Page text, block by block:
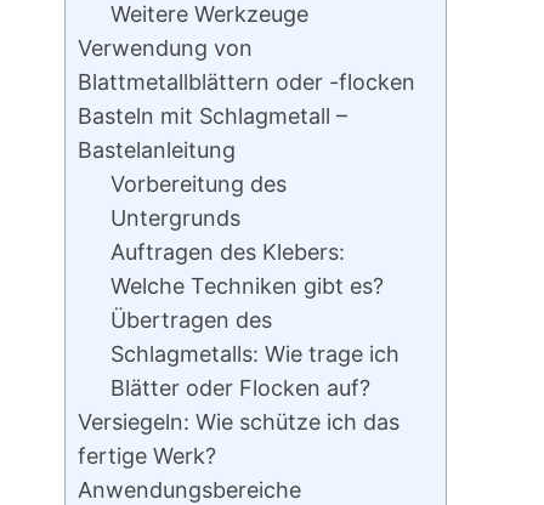
Weitere Werkzeuge
Verwendung von
Blattmetallblättern oder -flocken
Basteln mit Schlagmetall –
Bastelanleitung
Vorbereitung des
Untergrunds
Auftragen des Klebers:
Welche Techniken gibt es?
Übertragen des
Schlagmetalls: Wie trage ich
Blätter oder Flocken auf?
Versiegeln: Wie schütze ich das
fertige Werk?
Anwendungsbereiche